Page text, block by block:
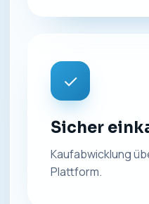
✓
Sicher
Kaufabwicklung
Plattform.